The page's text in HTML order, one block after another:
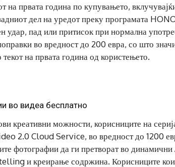
на првата година по купувањето,
дел на уредот преку програмата
удар, пад или притисок при нормална
во вредност до 200 евра, со што
на првата година од користењето.
во видеа бесплатно
креативни можности, корисниците на
2.0 Cloud Service, во вредност до 1200
фотографии да ги претворат во
и креирање содржина. Корисниците кои